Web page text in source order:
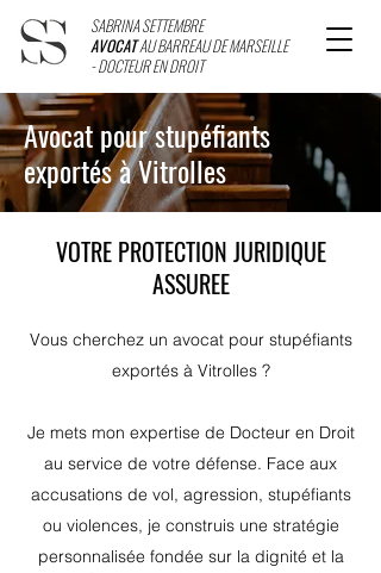
SABRINA SETTEMBRE
AVOCATAU BARREAU DE MARSEILLE
- DOCTEUR EN DROIT
Avocat pour stupéfiants
exportés à Vitrolles
VOTRE PROTECTION JURIDIQUE
ASSUREE
Vous cherchez un avocat pour stupéfiants
exportés à Vitrolles ?
Je mets mon expertise de Docteur en Droit
au service de votre défense. Face aux
accusations de vol, agression, stupéfiants
ou violences, je construis une stratégie
personnalisée fondée sur la dignité et la